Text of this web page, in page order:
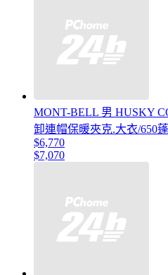
MONT-BELL 男 HUSKY
卸連帽保暖夾克.大衣/650
$6,770
$7,070